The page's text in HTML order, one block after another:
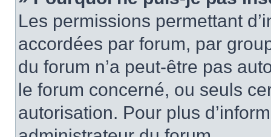
Les permissions permettant
accordées par forum, par
du forum n’a peut-être pas
le forum concerné, ou seuls
autorisation. Pour plus